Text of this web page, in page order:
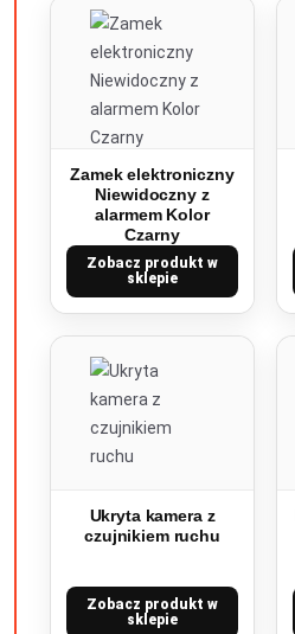
Zamek elektroniczny
Niewidoczny z
alarmem Kolor
Czarny
Zobacz produkt w
sklepie
Ukryta kamera z
czujnikiem ruchu
Zobacz produkt w
sklepie